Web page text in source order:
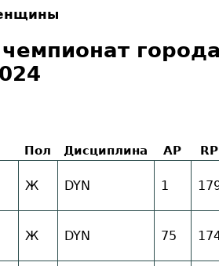
Пол Дисциплина AP RP
Ж DYN 1
Ж DYN 75